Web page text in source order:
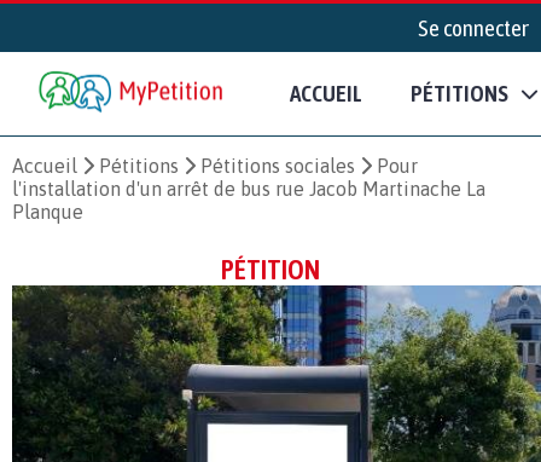
Se connecter
ACCUEIL PÉTITIONS
Accueil Pétitions Pétitions sociales
Pour
l'installation d'un arrêt de bus rue Jacob Martinache La
Planque
PÉTITION